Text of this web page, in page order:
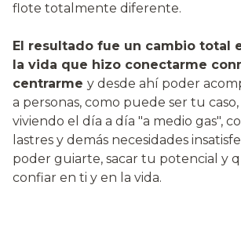
flote totalmente diferente.
El resultado fue un cambio total
la vida que hizo conectarme
centrarme y desde ahí poder
a personas, como puede ser tu
viviendo el día a día "a medio gas",
lastres y demás necesidades
poder guiarte, sacar tu potencial y
confiar en ti y en la vida.